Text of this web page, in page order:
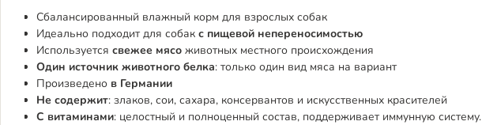
Сбалансированный влажный корм для взрослых собак
Идеально подходит для собак с пищевой непереносимостью
Используется свежее мясо животных местного происхождения
Один источник животного белка: только один вид мяса на вариант
Произведено в Германии
Не содержит: злаков, сои, сахара, консервантов и искусственных красителей
С витаминами: целостный и полноценный состав, поддерживает иммунную систему.